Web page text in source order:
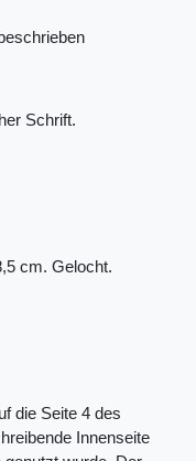
Schrift.
cm. Gelocht.
die Seite 4 des
Innenseite